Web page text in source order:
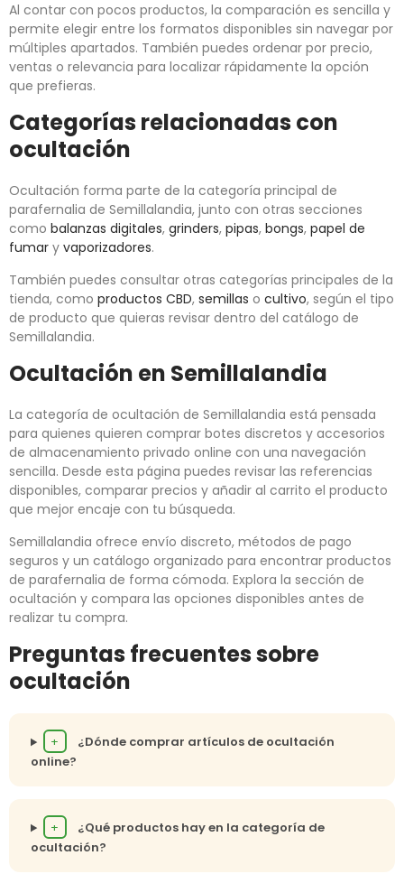
Al contar con pocos productos, la comparación es sencilla y
permite elegir entre los formatos disponibles sin navegar por
múltiples apartados. También puedes ordenar por precio,
ventas o relevancia para localizar rápidamente la opción
que prefieras.
Categorías relacionadas con
ocultación
Ocultación forma parte de la categoría principal de
parafernalia de Semillalandia, junto con otras secciones
como balanzas digitales, grinders, pipas, bongs, papel de
fumar y vaporizadores.
También puedes consultar otras categorías principales de la
tienda, como productos CBD, semillas o cultivo, según el tipo
de producto que quieras revisar dentro del catálogo de
Semillalandia.
Ocultación en Semillalandia
La categoría de ocultación de Semillalandia está pensada
para quienes quieren comprar botes discretos y accesorios
de almacenamiento privado online con una navegación
sencilla. Desde esta página puedes revisar las referencias
disponibles, comparar precios y añadir al carrito el producto
que mejor encaje con tu búsqueda.
Semillalandia ofrece envío discreto, métodos de pago
seguros y un catálogo organizado para encontrar productos
de parafernalia de forma cómoda. Explora la sección de
ocultación y compara las opciones disponibles antes de
realizar tu compra.
Preguntas frecuentes sobre
ocultación
+
¿Dónde comprar artículos de ocultación
online?
+
¿Qué productos hay en la categoría de
ocultación?